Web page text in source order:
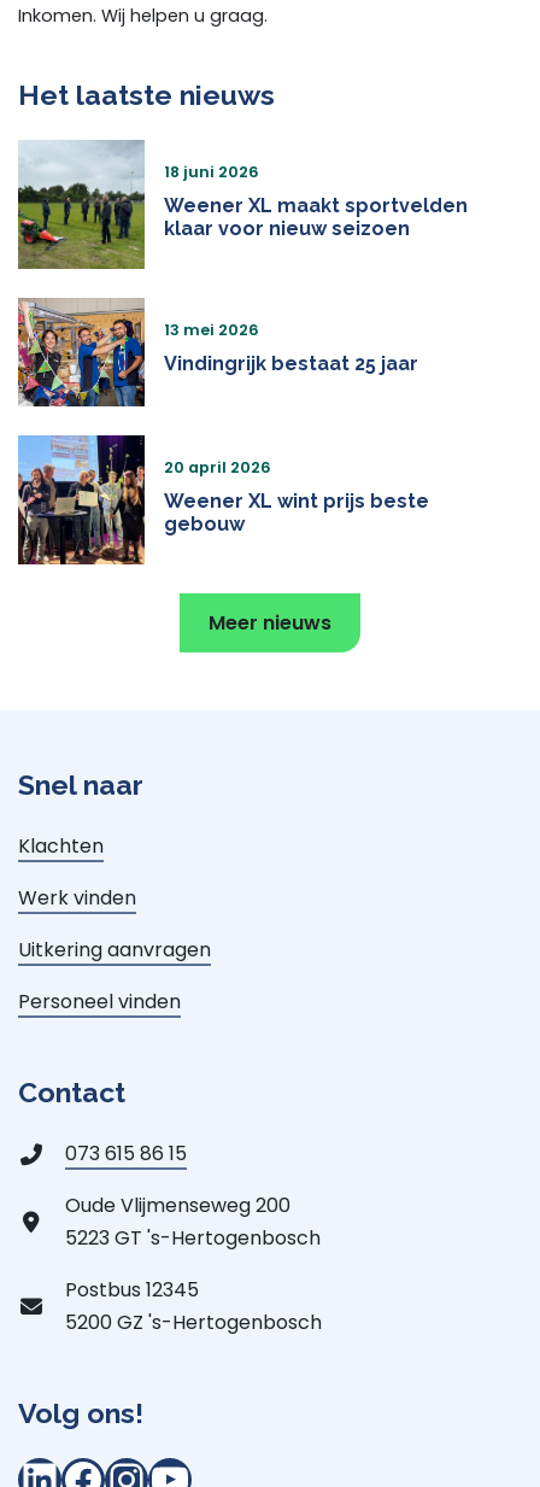
Inkomen. Wij helpen u graag.
Het laatste nieuws
Weener XL maakt sportvelden
klaar voor nieuw seizoen
18 juni 2026
Vindingrijk bestaat 25 jaar
13 mei 2026
Weener XL wint prijs beste
gebouw
20 april 2026
Meer nieuws
Snel naar
Klachten
Werk vinden
Uitkering aanvragen
Personeel vinden
Contact
073 615 86 15
Oude Vlijmenseweg 200
5223 GT 's-Hertogenbosch
Postbus 12345
5200 GZ 's-Hertogenbosch
Volg ons!